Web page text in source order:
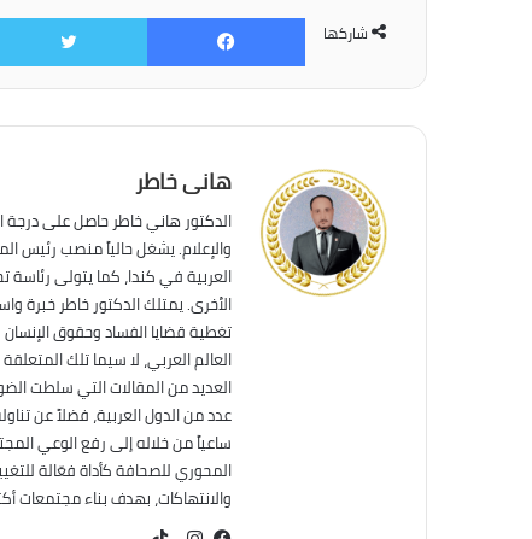
شاركها
هانى خاطر
الدكتور هاني خاطر حاصل على درجة
والإعلام. يشغل حالياً منصب رئيس
العربية في كندا، كما يتولى رئاسة
الأخرى. يمتلك الدكتور خاطر
تغطية قضايا الفساد وحقوق الإنسان
العالم العربي، لا سيما تلك
العديد من المقالات التي سلطت
عدد من الدول العربية، فضلاً عن
ساعياً من خلاله إلى رفع الوعي
المحوري للصحافة كأداة فعّالة
والانتهاكات، بهدف بناء مجتمعات